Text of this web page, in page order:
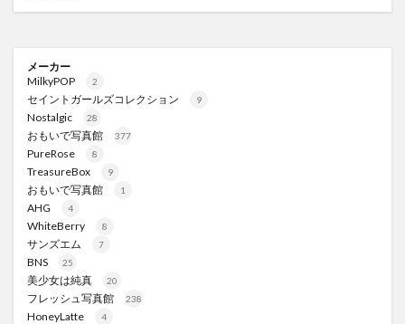
メーカー
MilkyPOP
2
セイントガールズコレクション 9
Nostalgic 28
おもいで写真館 377
PureRose 8
TreasureBox 9
おもいで写真館 1
AHG 4
WhiteBerry 8
サンズエム 7
BNS 25
美少女は純真 20
フレッシュ写真館 238
HoneyLatte 4